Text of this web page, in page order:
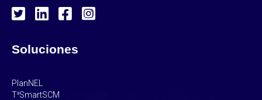
Soluciones
PlanNEL
T³SmartSCM